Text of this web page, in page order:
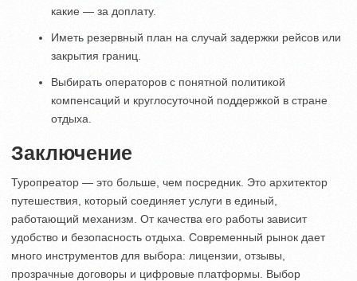
какие — за доплату.
Иметь резервный план на случай задержки рейсов или
закрытия границ.
Выбирать операторов с понятной политикой
компенсаций и круглосуточной поддержкой в стране
отдыха.
Заключение
Туропреатор — это больше, чем посредник. Это архитектор
путешествия, который соединяет услуги в единый,
работающий механизм. От качества его работы зависит
удобство и безопасность отдыха. Современный рынок дает
много инструментов для выбора: лицензии, отзывы,
прозрачные договоры и цифровые платформы. Выбор